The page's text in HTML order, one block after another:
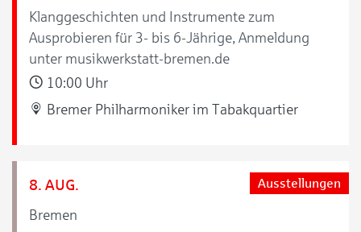
Klanggeschichten und Instrumente zum
Ausprobieren für 3- bis 6-Jährige, Anmeldung
unter musikwerkstatt-bremen.de
10:00 Uhr
Bremer Philharmoniker im Tabakquartier
8. AUG.
Bremen
Ausstellungen